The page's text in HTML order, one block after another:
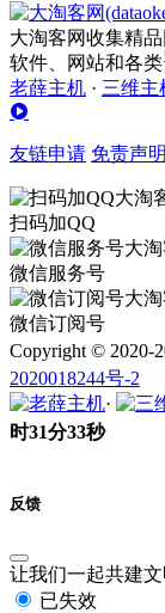
大淘客网收集精
软件、网站和各
老薛主机 · 三维主
友链申请 免责声明
扫码加QQ
微信服务号
微信订阅号
Copyright © 2020-
2020018244号-2
·
时31分33秒
反馈
让我们一起共建
已失效